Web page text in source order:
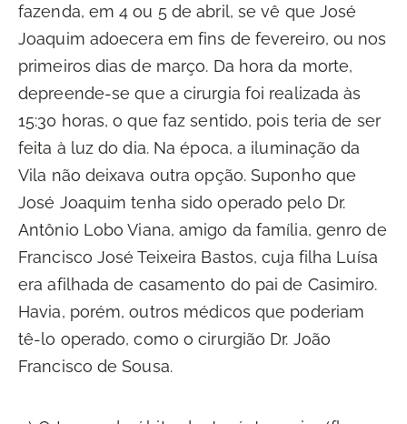
fazenda, em 4 ou 5 de abril, se vê que José
Joaquim adoecera em fins de fevereiro, ou nos
primeiros dias de março. Da hora da morte,
depreende-se que a cirurgia foi realizada às
15:30 horas, o que faz sentido, pois teria de ser
feita à luz do dia. Na época, a iluminação da
Vila não deixava outra opção. Suponho que
José Joaquim tenha sido operado pelo Dr.
Antônio Lobo Viana, amigo da família, genro de
Francisco José Teixeira Bastos, cuja filha Luísa
era afilhada de casamento do pai de Casimiro.
Havia, porém, outros médicos que poderiam
tê-lo operado, como o cirurgião Dr. João
Francisco de Sousa.